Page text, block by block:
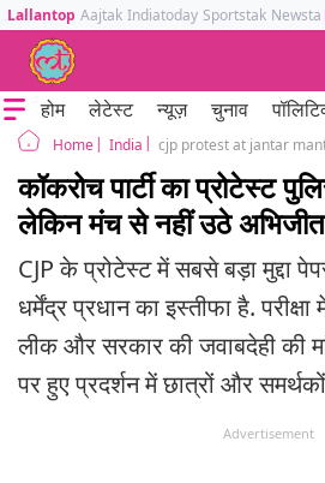
Lallantop Aajtak Indiatoday Sportstak
होम लेटेस्ट न्यूज़ चुनाव
Home India
कॉकरोच पार्टी का प्रोटेस्ट
लेकिन मंच से नहीं उठे
CJP के प्रोटेस्ट में सबसे बड़ा मुद्दा
धर्मेंद्र प्रधान का इस्तीफा है.
लीक और सरकार की जवाबदेही की
पर हुए प्रदर्शन में छात्रों और
Advertisement